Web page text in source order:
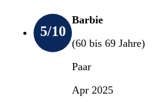
5/10
Barbie
(60 bis 69 Jahre)
Paar
Apr 2025